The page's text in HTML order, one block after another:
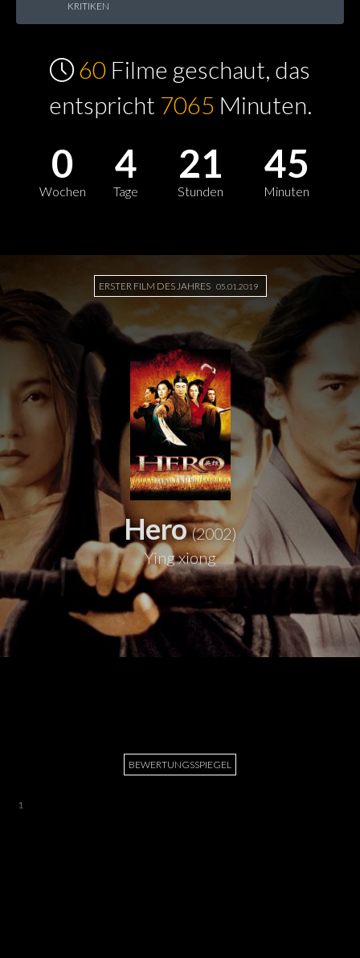
KRITIKEN
60 Filme geschaut, das
entspricht 7065 Minuten.
0
Wochen
4
Tage
21
Stunden
45
Minuten
ERSTER FILM DES JAHRES 05.01.2019
Hero (2002)
Ying xiong
BEWERTUNGSSPIEGEL